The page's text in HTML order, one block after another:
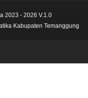
2023 - 2026 V.1.0
Kabupaten Temanggung